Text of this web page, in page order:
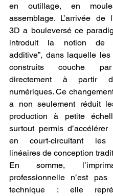
en outillage, en
assemblage. L’arrivée de
3D a bouleversé ce
introduit la notion de
additive”, dans laquelle
construits couche
directement à partir
numériques. Ce
a non seulement réduit
production à petite
surtout permis d’accélérer
en court-circuitant les
linéaires de conception
En somme,
professionnelle n’est pas
technique : elle